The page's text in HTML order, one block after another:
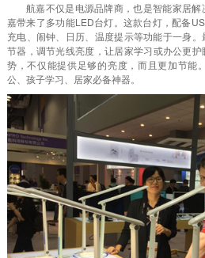
航嘉不仅是电源品牌商，也是智能家居
嘉带来了多功能LED台灯。这款台灯，配备
充电、闹钟、日历、温度提示等功能于一身
节器，调节光线亮度，让居家学习或办公更
势，不仅能提供足够的亮度，而且更加节能
公、孩子学习、居家必备神器。